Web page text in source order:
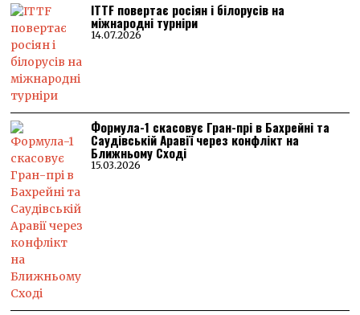
ITTF повертає росіян і білорусів на
міжнародні турніри
14.07.2026
Формула-1 скасовує Гран-прі в Бахрейні та
Саудівській Аравії через конфлікт на
Ближньому Сході
15.03.2026